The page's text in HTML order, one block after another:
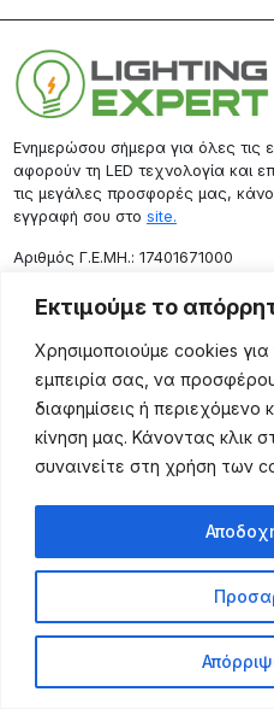
Εκτιμούμε το
Χρησιμοποιούμε cookies
εμπειρία σας, να
διαφημίσεις ή
κίνηση μας. Κάνοντας κλικ
συναινείτε στη χρήση των
Ενημερώσου σήμερα για όλες τις
αφορούν τη LED τεχνολογία και
τις μεγάλες προσφορές μας,
εγγραφή σου στο site.
Aριθμός Γ.Ε.ΜΗ.: 17401671000
Επικοινωνία
Ρόδου 133, Αθήνα 10443
(+30) 211 725 5427
sales@lightingexpert.gr
Χρήσιμες Σελίδες
Προϊόντα
Τρόποι Αποστολής